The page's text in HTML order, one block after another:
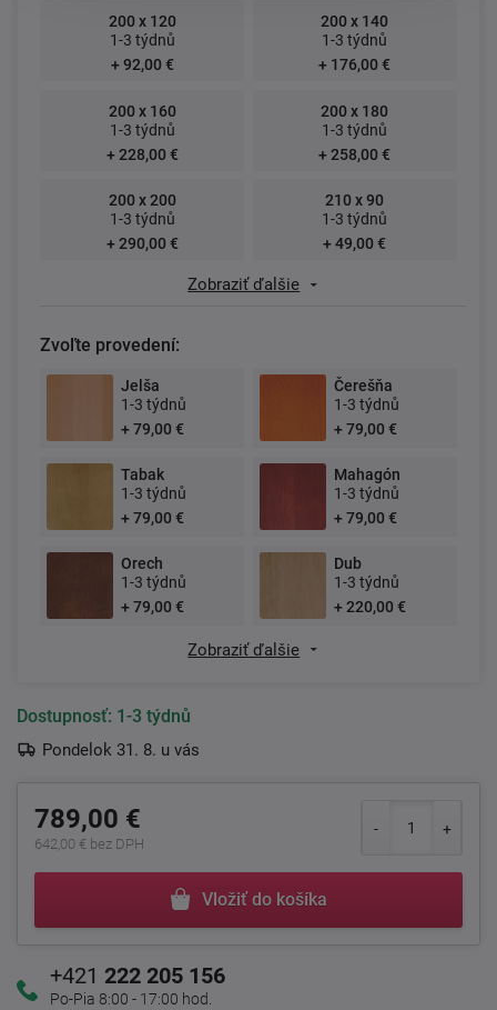
200 x 120
1-3 týdnů
+ 92,00 €
200 x 140
1-3 týdnů
+ 176,00 €
200 x 160
1-3 týdnů
+ 228,00 €
200 x 180
1-3 týdnů
+ 258,00 €
200 x 200
1-3 týdnů
+ 290,00 €
210 x 90
1-3 týdnů
+ 49,00 €
Zobraziť ďalšie
Zvoľte provedení:
Jelša
1-3 týdnů
+ 79,00 €
Čerešňa
1-3 týdnů
+ 79,00 €
Tabak
1-3 týdnů
+ 79,00 €
Mahagón
1-3 týdnů
+ 79,00 €
Orech
1-3 týdnů
+ 79,00 €
Dub
1-3 týdnů
+ 220,00 €
Zobraziť ďalšie
Dostupnosť: 1-3 týdnů
Pondelok 31. 8. u vás
789,00 €
642,00 € bez DPH
Vložiť do košíka
+421 222 205 156
Po-Pia 8:00 - 17:00 hod.